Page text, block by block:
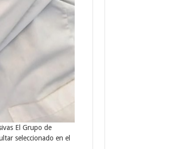
El Grupo de
seleccionado en el